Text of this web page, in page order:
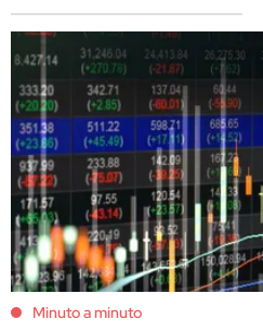
Minuto a minuto